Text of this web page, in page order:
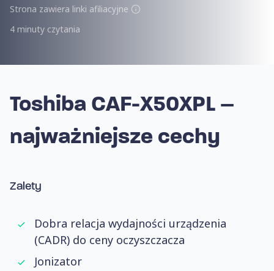
Strona zawiera linki afiliacyjne
4 minuty czytania
Toshiba CAF-X50XPL –
najważniejsze cechy
Zalety
Dobra relacja wydajności urządzenia
(CADR) do ceny oczyszczacza
Jonizator